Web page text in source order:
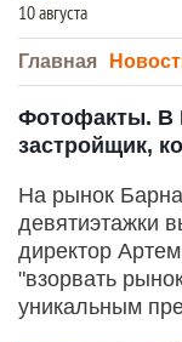
10 августа
Главная
Фотофакты. В
застройщик,
На рынок
девятиэтажки
директор
"взорвать
уникальным